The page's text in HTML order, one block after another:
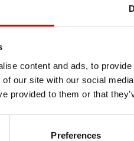
content and ads, to
our site with our social
provided to them or that
Preferences